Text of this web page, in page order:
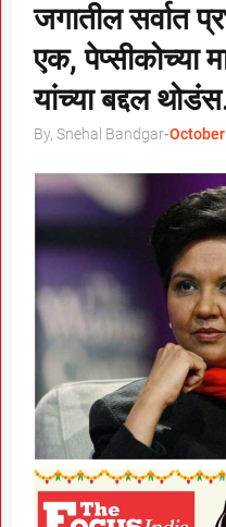
जगातील सर्वात
एक, पेप्सीकोच्या
यांच्या बद्दल
By, Snehal Bandgar-